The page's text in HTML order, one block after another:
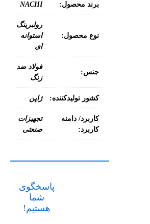
برند محصول: NACHI
نوع محصول:
رولبرینگ
استوانه
ای
جنس:
فولاد ضد
زنگ
کشور تولیدکننده: ژاپن
کاربرد/ دامنه
کاربرد:
تجهیزات
صنعتی
پاسخگوی
شما
هستیم!